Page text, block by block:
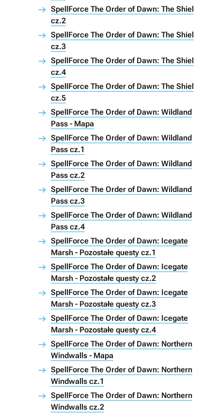
SpellForce The Order of Dawn: The Shiel
cz.2
SpellForce The Order of Dawn: The Shiel
cz.3
SpellForce The Order of Dawn: The Shiel
cz.4
SpellForce The Order of Dawn: The Shiel
cz.5
SpellForce The Order of Dawn: Wildland
Pass - Mapa
SpellForce The Order of Dawn: Wildland
Pass cz.1
SpellForce The Order of Dawn: Wildland
Pass cz.2
SpellForce The Order of Dawn: Wildland
Pass cz.3
SpellForce The Order of Dawn: Wildland
Pass cz.4
SpellForce The Order of Dawn: Icegate
Marsh - Pozostałe questy cz.1
SpellForce The Order of Dawn: Icegate
Marsh - Pozostałe questy cz.2
SpellForce The Order of Dawn: Icegate
Marsh - Pozostałe questy cz.3
SpellForce The Order of Dawn: Icegate
Marsh - Pozostałe questy cz.4
SpellForce The Order of Dawn: Northern
Windwalls - Mapa
SpellForce The Order of Dawn: Northern
Windwalls cz.1
SpellForce The Order of Dawn: Northern
Windwalls cz.2